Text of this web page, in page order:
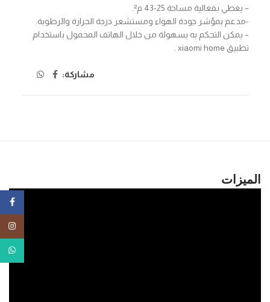
– يغطي بفعالية مساحة 25-43 م².
-مدعم بمؤشر جودة الهواء ومستشعر درجة الحرارة والرطوبة.
– يمكن التحكم به بسهولة من خلال الهاتف المحمول باستخدام
تطبيق xiaomi home .
مشاركة:
الميزات